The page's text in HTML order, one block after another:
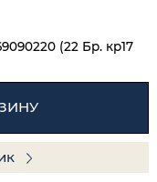
(22 Бр. кр17